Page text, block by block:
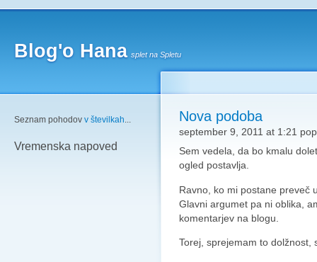
Blog'o Hana splet na Spletu
Seznam pohodov v številkah...
Vremenska napoved
Nova podoba
september 9, 2011 at 1:21
Sem vedela, da bo kmalu
ogled postavlja.
Ravno, ko mi postane preveč
Glavni argumet pa ni oblika,
komentarjev na blogu.
Torej, sprejemam to dolžnost,